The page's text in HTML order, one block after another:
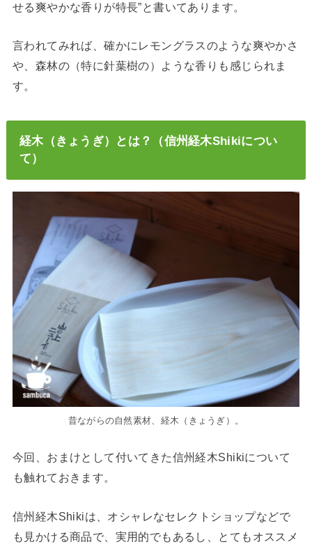
せる爽やかな香りが特長”と書いてあります。
言われてみれば、確かにレモングラスのような爽やかさ
や、森林の（特に針葉樹の）ような香りも感じられま
す。
経木（きょうぎ）とは？（信州経木Shikiについ
て）
昔ながらの自然素材、経木（きょうぎ）。
今回、おまけとして付いてきた信州経木Shikiについて
も触れておきます。
信州経木Shikiは、オシャレなセレクトショップなどで
も見かける商品で、実用的でもあるし、とてもオススメ